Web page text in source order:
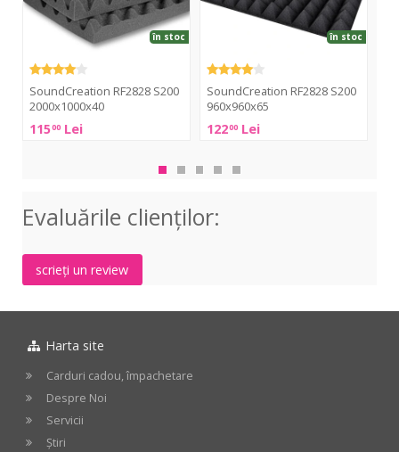
SoundCreation RF2828 S200
2000x1000x40
11500 Lei
în stoc
SoundCreation RF2828 S200
960x960x65
12200 Lei
în stoc
S200
Evaluările clienţilor:
scrieți un review
Harta site
Carduri cadou, împachetare
Despre Noi
Servicii
Știri